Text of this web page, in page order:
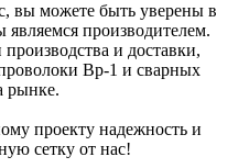
вы можете быть уверены в
являемся производителем.
и доставки,
Вр-1 и сварных
рынке.
проекту надежность и
сетку от нас!